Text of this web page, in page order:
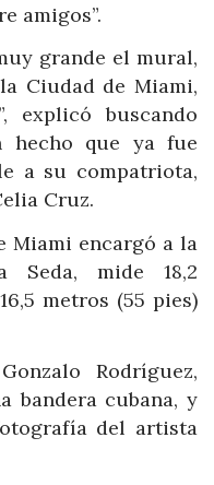
amigos”.
grande el mural,
Ciudad de Miami,
explicó buscando
hecho que ya fue
a su compatriota,
Cruz.
Miami encargó a la
Seda, mide 18,2
metros (55 pies)
Rodríguez,
bandera cubana, y
del artista